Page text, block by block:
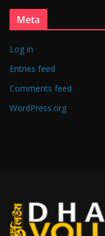
Meta
Log in
Entries feed
Comments feed
WordPress.org